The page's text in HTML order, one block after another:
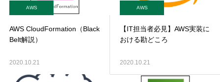
AWS
AWS CloudFormation（Black
Belt解説）
2020.10.21
AWS
【IT担当者必見】AWS実装に
おける勘どころ
2020.10.21